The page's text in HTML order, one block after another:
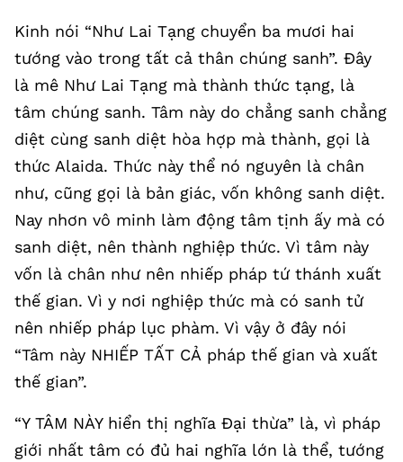
Kinh nói “Như Lai Tạng chuyển ba mươi hai
tướng vào trong tất cả thân chúng sanh”. Đây
là mê Như Lai Tạng mà thành thức tạng, là
tâm chúng sanh. Tâm này do chẳng sanh chẳng
diệt cùng sanh diệt hòa hợp mà thành, gọi là
thức Alaida. Thức này thể nó nguyên là chân
như, cũng gọi là bản giác, vốn không sanh diệt.
Nay nhơn vô minh làm động tâm tịnh ấy mà có
sanh diệt, nên thành nghiệp thức. Vì tâm này
vốn là chân như nên nhiếp pháp tứ thánh xuất
thế gian. Vì y nơi nghiệp thức mà có sanh tử
nên nhiếp pháp lục phàm. Vì vậy ở đây nói
“Tâm này NHIẾP TẤT CẢ pháp thế gian và xuất
thế gian”.
“Y TÂM NÀY hiển thị nghĩa Đại thừa” là, vì pháp
giới nhất tâm có đủ hai nghĩa lớn là thể, tướng